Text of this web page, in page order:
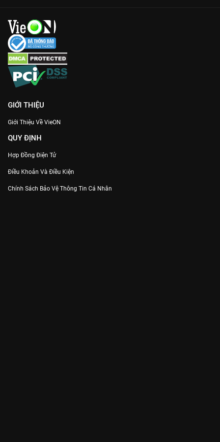
GIỚI THIỆU
Giới Thiệu Về VieON
QUY ĐỊNH
Hợp Đồng Điện Tử
Điều Khoản Và Điều Kiện
Chính Sách Bảo Vệ Thông Tin Cá Nhân